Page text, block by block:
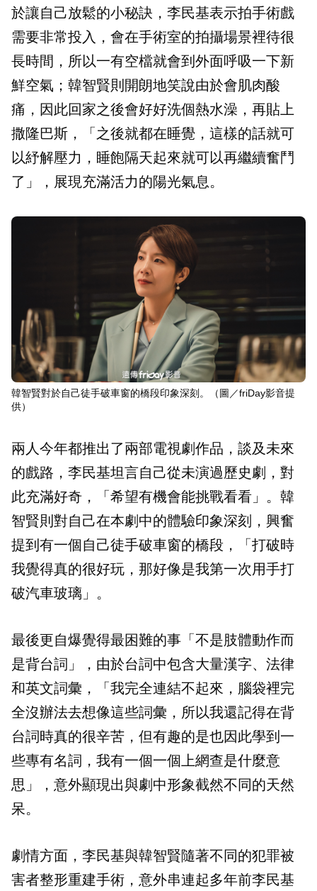
於讓自己放鬆的小秘訣，李民基表示拍手術戲
需要非常投入，會在手術室的拍攝場景裡待很
長時間，所以一有空檔就會到外面呼吸一下新
鮮空氣；韓智賢則開朗地笑說由於會肌肉酸
痛，因此回家之後會好好洗個熱水澡，再貼上
撒隆巴斯，「之後就都在睡覺，這樣的話就可
以紓解壓力，睡飽隔天起來就可以再繼續奮鬥
了」，展現充滿活力的陽光氣息。
韓智賢對於自己徒手破車窗的橋段印象深刻。（圖／friDay影音提
供）
兩人今年都推出了兩部電視劇作品，談及未來
的戲路，李民基坦言自己從未演過歷史劇，對
此充滿好奇，「希望有機會能挑戰看看」。韓
智賢則對自己在本劇中的體驗印象深刻，興奮
提到有一個自己徒手破車窗的橋段，「打破時
我覺得真的很好玩，那好像是我第一次用手打
破汽車玻璃」。
最後更自爆覺得最困難的事「不是肢體動作而
是背台詞」，由於台詞中包含大量漢字、法律
和英文詞彙，「我完全連結不起來，腦袋裡完
全沒辦法去想像這些詞彙，所以我還記得在背
台詞時真的很辛苦，但有趣的是也因此學到一
些專有名詞，我有一個一個上網查是什麼意
思」，意外顯現出與劇中形象截然不同的天然
呆。
劇情方面，李民基與韓智賢隨著不同的犯罪被
害者整形重建手術，意外串連起多年前李民基